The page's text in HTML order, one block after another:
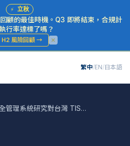
⚡ 立秋
顧的最佳時機。Q3 即將結束，合規計
行率達標了嗎？
H2 風險回顧→
繁中/EN/日本語
承包商安全管理系統研究對台灣 TISAX 認證與 ISO 21434 合規的關鍵啟示